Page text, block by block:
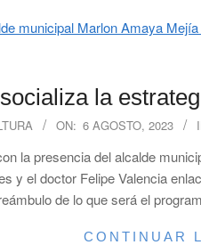
la
ON: 6 AGOSTO, 2023
la presencia del alcalde
y el doctor Felipe Valencia
de lo que será el
CONTINUAR